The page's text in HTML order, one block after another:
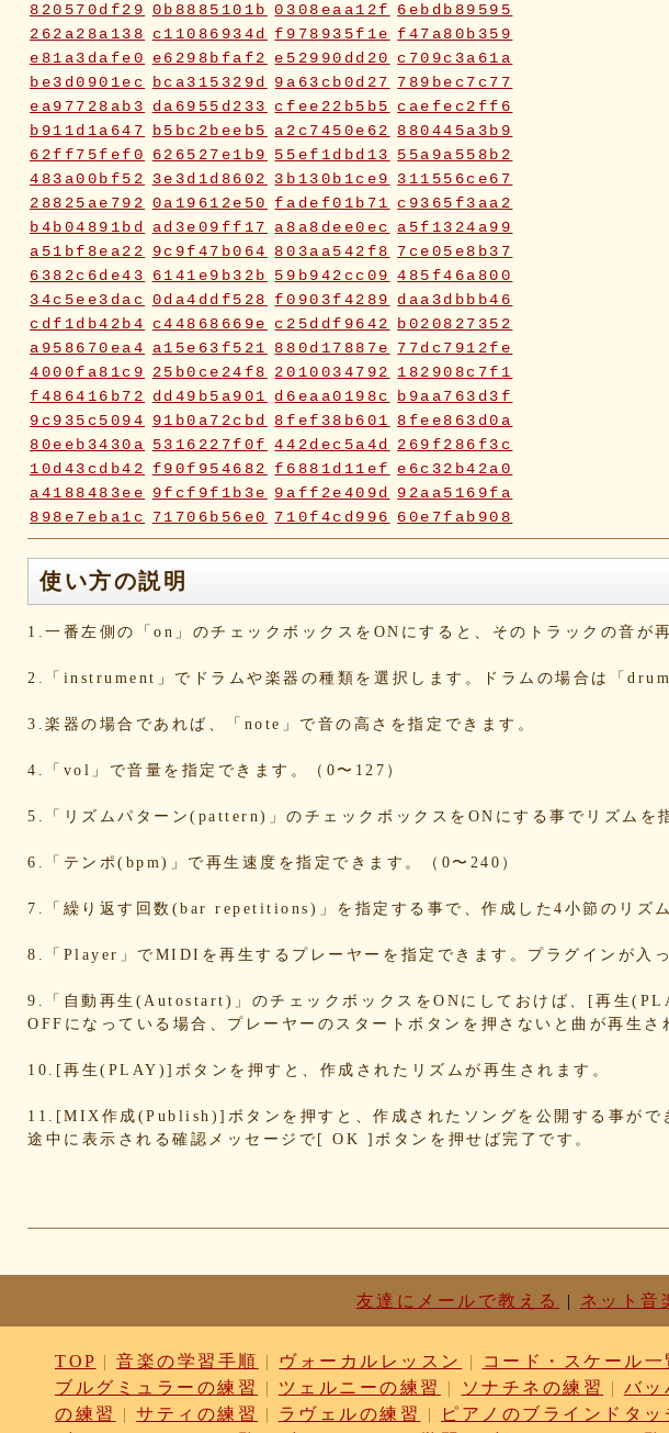
820570df29 0b8885101b 0308eaa12f
6ebdb89595
262a28a138
c11086934d f978935f1e
f47a80b359
e81a3dafe0
e6298bfaf2 e52990dd20
c709c3a61a
be3d0901ec
bca315329d 9a63cb0d27
789bec7c77
ea97728ab3
da6955d233 cfee22b5b5
caefec2ff6
b911d1a647
b5bc2beeb5 a2c7450e62
880445a3b9
62ff75fef0
626527e1b9 55ef1dbd13
55a9a558b2
483a00bf52
3e3d1d8602 3b130b1ce9
311556ce67
28825ae792 0a19612e50 fadef01b71
c9365f3aa2
b4b04891bd
ad3e09ff17 a8a8dee0ec
a5f1324a99
a51bf8ea22
9c9f47b064 803aa542f8
7ce05e8b37
6382c6de43
6141e9b32b 59b942cc09 485f46a800
34c5ee3dac 0da4ddf528 f0903f4289
daa3dbbb46
cdf1db42b4
c44868669e c25ddf9642
b020827352
a958670ea4
a15e63f521 880d17887e
77dc7912fe
4000fa81c9
25b0ce24f8 2010034792
182908c7f1
f486416b72
dd49b5a901 d6eaa0198c
b9aa763d3f
9c935c5094
91b0a72cbd 8fef38b601
8fee863d0a
80eeb3430a
5316227f0f 442dec5a4d
269f286f3c
10d43cdb42
f90f954682 f6881d11ef
e6c32b42a0
a4188483ee
9fcf9f1b3e 9aff2e409d
92aa5169fa
898e7eba1c
71706b56e0 710f4cd996
60e7fab908
2fc2817e70 2fbd748ca9 2bc2c23116 18ae976a5f
0a5c7d06ca
072e6fe598
d6a569fc0b cd3dccbd2e
9519718cc1 8dbfbb62db 80769b257d
66befeb510
eb3fa731cd ca1398119b c8cb07711a ba23f8e41e
0ec360312d faa9413074 edf12ab6c3
dee16d27c4
b5b6539562
9fcce57df6 8b24beae51
856c39952d
8288cef79d 4c796286c6
1568abddff
0de2e30836 02998e587d
d5377cd92c
9ef6ebcac2 99ce8a767d 924d9cb69e 924420a7a3
5e80ad5293 5095988ef6 4b7930b4d0 2038b53613
d836b49a9d d76a3e8c23 b9fed15d2b
b38ab1d1b8
a01087c2be 83d205db59 8058ee16b9 6709558878
49f63675b9 15ebcaa807 f447739453
f1c0d3dc34
b0ebace0d4 aa7f949dad a558c898d9 6c1bd04085
e186dc0158 d654560420 c7b6a2d824 c2d4263ad3
b6a3ebae49
a1d5a5a815 8e583fa566 7ad1494187
a0d1cb27ad 89e6983403
6b9f362c23 4e887b24b9
d10d20337c bc4e86d124 a86454d5af
a21fbd24dc
8ea728273f
77fab01bea 73468471cf 086bf9fcae
f839ea6eb8 f59ab6f876 d4f92dc6f9
c81b0593c1
使い方の説明
1.一番左側の「on」のチェックボックスをONにすると、そのトラックの音が
2.「instrument」でドラムや楽器の種類を選択します。ドラムの場合は「
3.楽器の場合であれば、「note」で音の高さを指定できます。
4.「vol」で音量を指定できます。（0〜127）
5.「リズムパターン(pattern)」のチェックボックスをONにする事でリズムを
6.「テンポ(bpm)」で再生速度を指定できます。（0〜240）
7.「繰り返す回数(bar repetitions)」を指定する事で、作成した4小節のリズ
8.「Player」でMIDIを再生するプレーヤーを指定できます。プラグインが入
9.「自動再生(Autostart)」のチェックボックスをONにしておけば、[再生
OFFになっている場合、プレーヤーのスタートボタンを押さないと曲が再生さ
10.[再生(PLAY)]ボタンを押すと、作成されたリズムが再生されます。
11.[MIX作成(Publish)]ボタンを押すと、作成されたソングを公開する事がで
途中に表示される確認メッセージで[ OK ]ボタンを押せば完了です。
友達にメールで教える | ネット音
TOP |音楽の学習手順 | ヴォーカルレッスン | コード・スケール一
ブルグミュラーの練習
| ツェルニーの練習 | ソナチネの練習 | バッ
の練習
|サティの練習 | ラヴェルの練習 | ピアノのブラインドタッ